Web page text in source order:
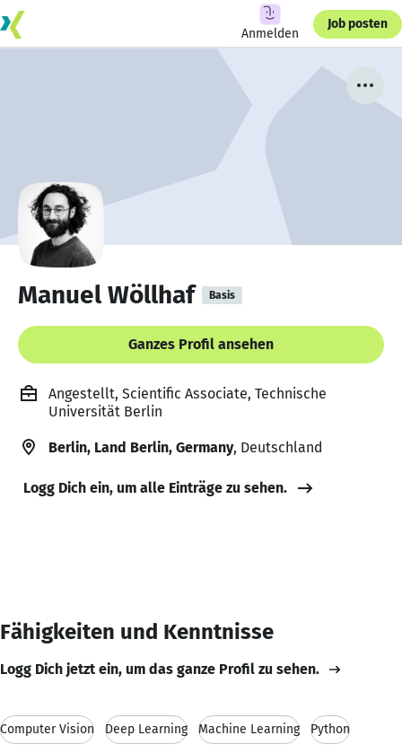
Anmelden
Job posten
Manuel Wöllhaf Basis
Ganzes Profil ansehen
Angestellt, Scientific Associate, Technische
Universität Berlin
Berlin, Land Berlin, Germany, Deutschland
Logg Dich ein, um alle Einträge zu sehen.
Fähigkeiten und Kenntnisse
Logg Dich jetzt ein, um das ganze Profil zu sehen.
Computer Vision Deep Learning Machine Learning Python